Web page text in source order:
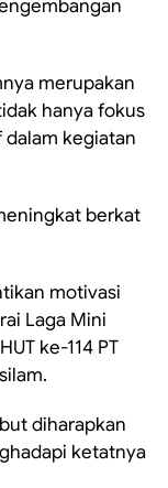
merupakan
hanya fokus
kegiatan
berkat
motivasi
Laga Mini
ke-114 PT
diharapkan
ketatnya